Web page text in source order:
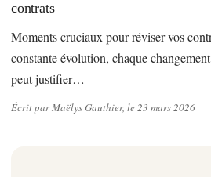
contrats
Moments cruciaux pour réviser vos
constante évolution, chaque
peut justifier…
Écrit par Maëlys Gauthier, le 23 mars 2026